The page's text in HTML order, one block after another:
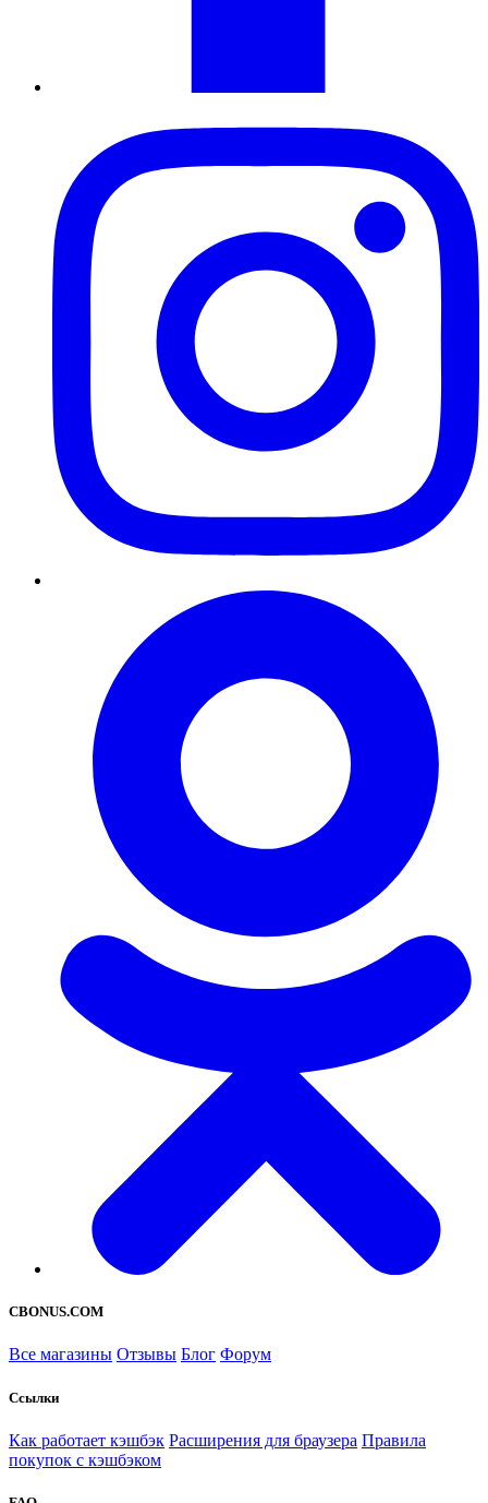
CBONUS.COM
Все магазины Отзывы Блог Форум
Ссылки
Как работает кэшбэк Расширения для браузера Правила
покупок с кэшбэком